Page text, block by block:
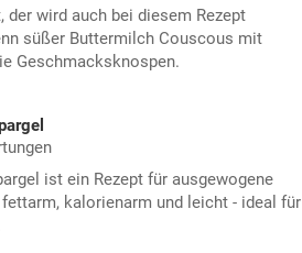
der wird auch bei diesem Rezept
süßer Buttermilch Couscous mit
Geschmacksknospen.
ist ein Rezept für ausgewogene
fettarm, kalorienarm und leicht - ideal für